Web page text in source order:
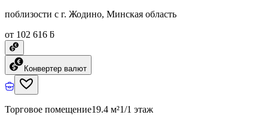
поблизости с г. Жодино, Минская область
от 102 616 ƃ
Конвертер валют
Торговое помещение19.4 м²1/1 этаж